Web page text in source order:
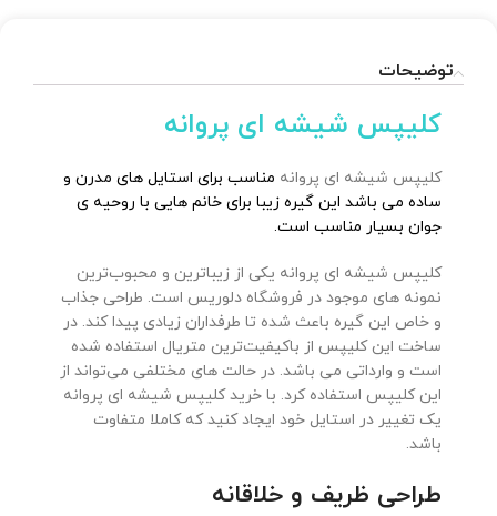
توضیحات
کلیپس شیشه ای پروانه
کلیپس شیشه ای پروانه مناسب برای استایل های مدرن و
ساده می باشد این گیره زیبا برای خانم هایی با روحیه ی
جوان بسیار مناسب است.
کلیپس شیشه ای پروانه یکی از زیباترین و محبوب‌ترین
نمونه های موجود در فروشگاه دلوریس است. طراحی جذاب
و خاص این گیره باعث شده تا طرفداران زیادی پیدا کند. در
ساخت این کلیپس از باکیفیت‌ترین متریال استفاده شده
است و وارداتی می باشد. در حالت های مختلفی می‌تواند از
این کلیپس استفاده کرد. با خرید کلیپس شیشه ای پروانه
یک تغییر در استایل خود ایجاد کنید که کاملا متفاوت
باشد.
طراحی ظریف و خلاقانه